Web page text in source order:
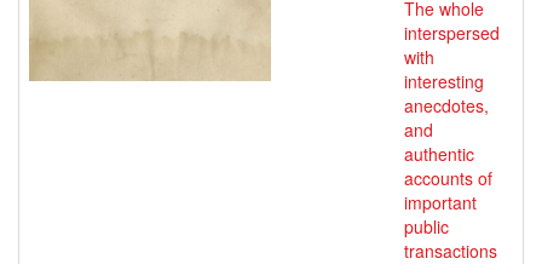
The whole
interspersed
with
interesting
anecdotes,
and
authentic
accounts of
important
public
transactions